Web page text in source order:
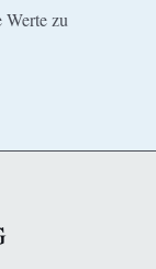
Werte zu